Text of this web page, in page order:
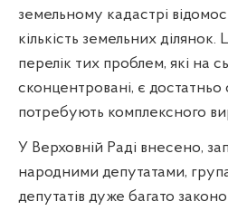
земельному кадастрі
кількість земельних ділянок.
перелік тих проблем, які на
сконцентровані, є
потребують комплексного
У Верховній Раді внесено,
народними депутатами,
депутатів дуже багато